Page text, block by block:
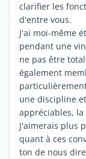
clarifier les
d'entre vous.
J'ai moi-même
pendant une
ne pas être
également
une discipline
appréciables,
J'aimerais plus
quant à ces
ton de nous